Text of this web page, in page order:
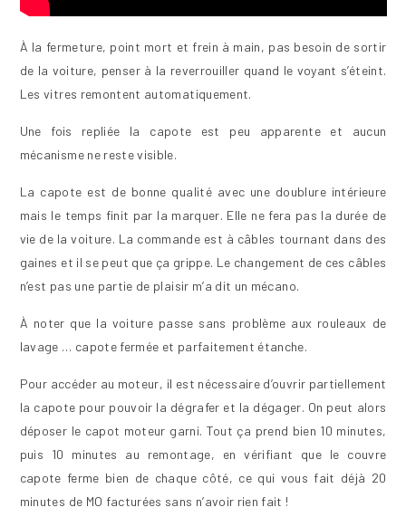
À la fermeture, point mort et frein à main, pas besoin de sortir
de la voiture, penser à la reverrouiller quand le voyant s’éteint.
Les vitres remontent automatiquement.
Une fois repliée la capote est peu apparente et aucun
mécanisme ne reste visible.
La capote est de bonne qualité avec une doublure intérieure
mais le temps finit par la marquer. Elle ne fera pas la durée de
vie de la voiture. La commande est à câbles tournant dans des
gaines et il se peut que ça grippe. Le changement de ces câbles
n’est pas une partie de plaisir m’a dit un mécano.
À noter que la voiture passe sans problème aux rouleaux de
lavage … capote fermée et parfaitement étanche.
Pour accéder au moteur, il est nécessaire d’ouvrir partiellement
la capote pour pouvoir la dégrafer et la dégager. On peut alors
déposer le capot moteur garni. Tout ça prend bien 10 minutes,
puis 10 minutes au remontage, en vérifiant que le couvre
capote ferme bien de chaque côté, ce qui vous fait déjà 20
minutes de MO facturées sans n’avoir rien fait !